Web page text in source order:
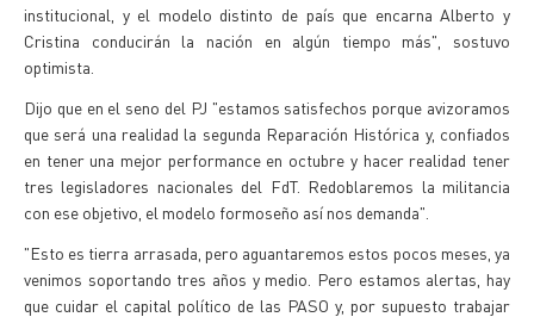
institucional, y el modelo distinto de país que encarna Alberto y
Cristina conducirán la nación en algún tiempo más", sostuvo
optimista.
Dijo que en el seno del PJ "estamos satisfechos porque avizoramos
que será una realidad la segunda Reparación Histórica y, confiados
en tener una mejor performance en octubre y hacer realidad tener
tres legisladores nacionales del FdT. Redoblaremos la militancia
con ese objetivo, el modelo formoseño así nos demanda".
"Esto es tierra arrasada, pero aguantaremos estos pocos meses, ya
venimos soportando tres años y medio. Pero estamos alertas, hay
que cuidar el capital político de las PASO y, por supuesto trabajar